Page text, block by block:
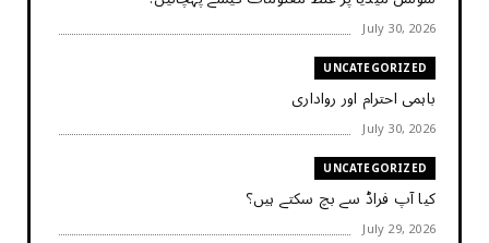
July 30, 2026
UNCATEGORIZED
باہمی احترام اور رواداری
July 30, 2026
UNCATEGORIZED
کیا آپ فراڈ سے بچ سکتے ہیں؟
July 29, 2026